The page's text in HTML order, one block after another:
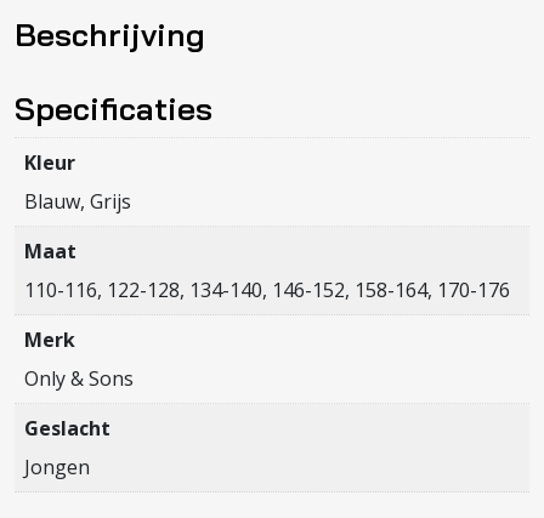
OVERSHIRT
SWT
NOOS
aantal
Beschrijving
Specificaties
Kleur
Blauw, Grijs
Maat
110-116, 122-128, 134-140, 146-152, 158-164, 170-176
Merk
Only & Sons
Geslacht
Jongen